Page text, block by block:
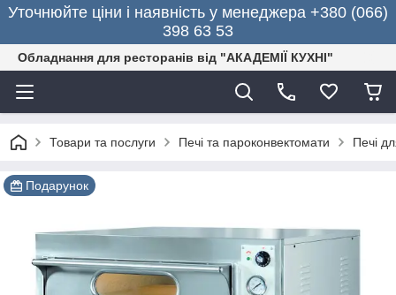
Уточнюйте ціни і наявність у менеджера +380 (066)
398 63 53
Обладнання для ресторанів від "АКАДЕМІЇ КУХНІ"
Товари та послуги Печі та пароконвектомати Печі
Подарунок